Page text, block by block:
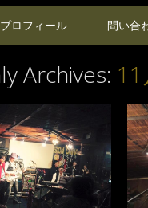
menu
ロフィール 問い合
Archives: